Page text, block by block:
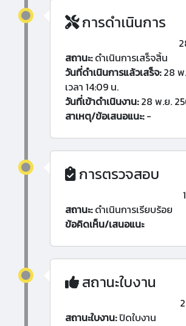
การดำเนินการ
สถานะ:ดำเนินการเสร็จสิ้น
วันที่ดำเนินการแล้วเสร็จ:28 พ
เวลา 14:09 น.
วันที่เข้าดำเนินงาน:28 พ.ย.
สาเหตุ/ข้อเสนอแนะ:-
การตรวจสอบ
สถานะ:ดำเนินการเรียบร้อย
ข้อคิดเห็น/เสนอแนะ
สถานะใบงาน
สถานะใบงาน:ปิดใบงาน